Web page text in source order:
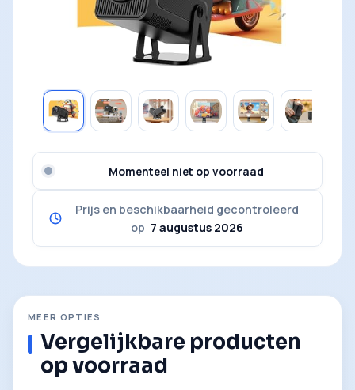
Momenteel niet op voorraad
Prijs en beschikbaarheid gecontroleerd
op 7 augustus 2026
MEER OPTIES
Vergelijkbare producten
op voorraad